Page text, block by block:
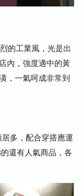
的工業風，光是出
內，強度適中的黃
，一氣呵成非常到
多，配合穿搭應運
還有人氣商品，各